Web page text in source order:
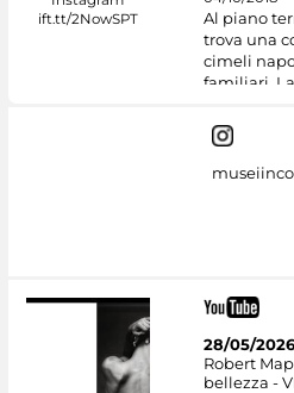
Al piano
trova una
cimeli
familiari.
28/05/2026
Robert
bellezza -